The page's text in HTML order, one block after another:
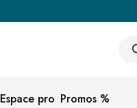
Espace pro Promos %